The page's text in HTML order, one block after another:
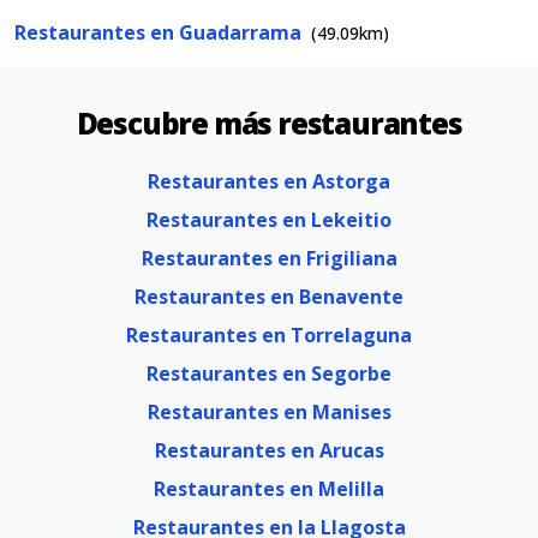
Restaurantes en Guadarrama (49.09km)
Descubre más restaurantes
Restaurantes en Astorga
Restaurantes en Lekeitio
Restaurantes en Frigiliana
Restaurantes en Benavente
Restaurantes en Torrelaguna
Restaurantes en Segorbe
Restaurantes en Manises
Restaurantes en Arucas
Restaurantes en Melilla
Restaurantes en la Llagosta